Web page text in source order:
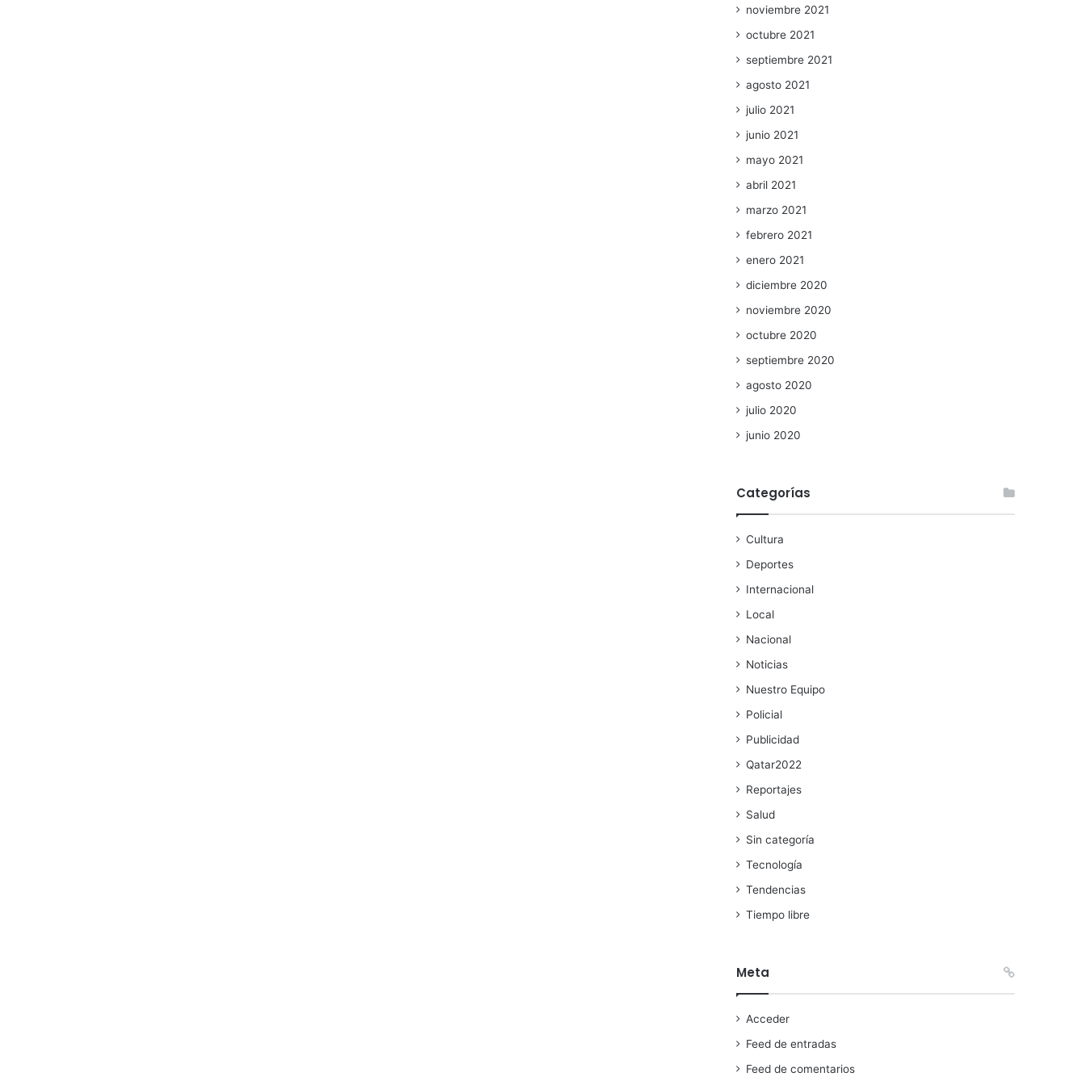
noviembre 2021
octubre 2021
septiembre 2021
agosto 2021
julio 2021
junio 2021
mayo 2021
abril 2021
marzo 2021
febrero 2021
enero 2021
diciembre 2020
noviembre 2020
octubre 2020
septiembre 2020
agosto 2020
julio 2020
junio 2020
Categorías
Cultura
Deportes
Internacional
Local
Nacional
Noticias
Nuestro Equipo
Policial
Publicidad
Qatar2022
Reportajes
Salud
Sin categoría
Tecnología
Tendencias
Tiempo libre
Meta
Acceder
Feed de entradas
Feed de comentarios